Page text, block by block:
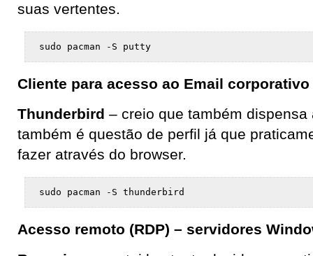
suas vertentes.
sudo pacman -S putty
Cliente para acesso ao Email corporativo
Thunderbird – creio que também
também é questão de perfil já que
fazer através do browser.
sudo pacman -S thunderbird
Acesso remoto (RDP) – servidores